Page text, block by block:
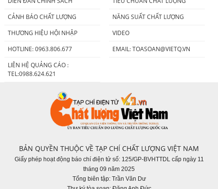
CẢNH BÁO CHẤT LƯỢNG
NĂNG SUẤT CHẤT LƯỢNG
THƯƠNG HIỆU HỘI NHẬP
VIDEO
HOTLINE: 0963.806.677
EMAIL:TOASOAN@VIETQ.VN
LIÊN HỆ QUẢNG CÁO :
TEL:0988.624.621
BẢN QUYỀN THUỘC VỀ TẠP CHÍ CHẤT LƯỢNG VIỆT NAM
Giấy phép hoạt động báo chí điện tử số: 125/GP-BVHTTDL cấp ngày 11
tháng 09 năm 2025
Tổng biên tập: Trần Văn Dư